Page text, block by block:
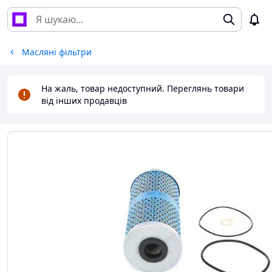
Масляні фільтри
На жаль, товар недоступний. Переглянь товари
від інших продавців